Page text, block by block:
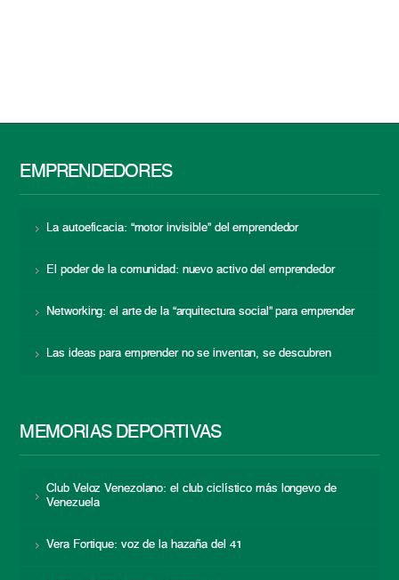
EMPRENDEDORES
La autoeficacia: “motor invisible” del emprendedor
El poder de la comunidad: nuevo activo del emprendedor
Networking: el arte de la “arquitectura social” para emprender
Las ideas para emprender no se inventan, se descubren
MEMORIAS DEPORTIVAS
Club Veloz Venezolano: el club ciclístico más longevo de
Venezuela
Vera Fortique: voz de la hazaña del 41